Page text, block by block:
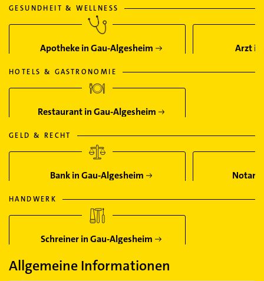
GESUNDHEIT & WELLNESS
Apotheke in Gau-Algesheim Arzt in
HOTELS & GASTRONOMIE
Restaurant in Gau-Algesheim
GELD & RECHT
Bank in Gau-Algesheim Notar
HANDWERK
Schreiner in Gau-Algesheim
Allgemeine Informationen